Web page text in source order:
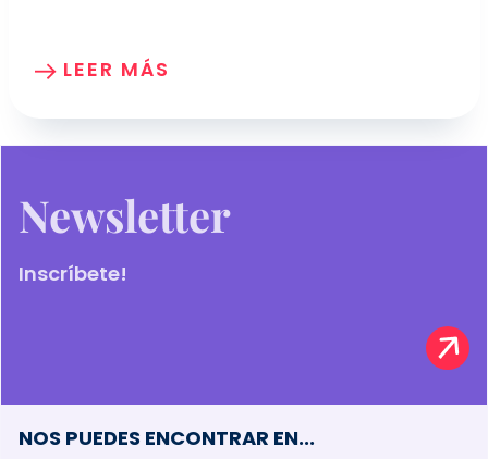
LEER MÁS
Newsletter
Inscríbete!
NOS PUEDES ENCONTRAR EN...